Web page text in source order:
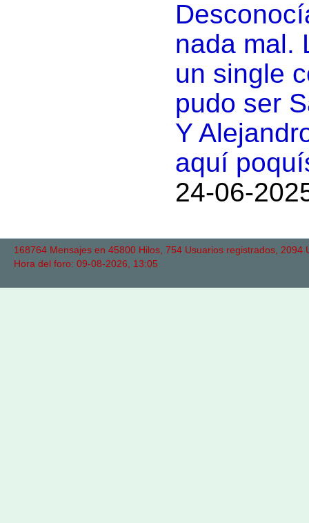
nada mal.
un single
pudo ser
Y
aquí
24-06-
168764 Mensajes en 45800 Hilos, 754 Usuarios registrados,
Hora del foro: 09-08-2026, 13:05